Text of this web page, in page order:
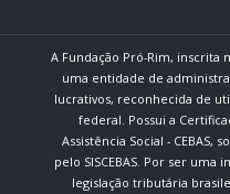
A Fundação Pró-Rim, inscrita
uma entidade de
lucrativos, reconhecida de
federal. Possui a
Assistência Social - CEBAS,
pelo SISCEBAS. Por ser
legislação tributária